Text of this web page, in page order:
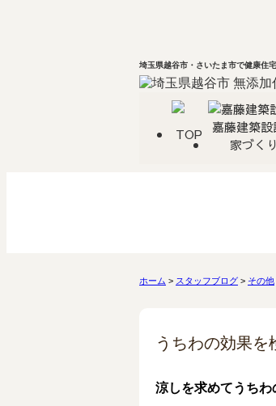
埼玉県越谷市・さいたま市で健康住
TOP
嘉藤建築設
家づくり
ホーム > スタッフブログ > その他
うちわの効果
涼しを求めてうちわ